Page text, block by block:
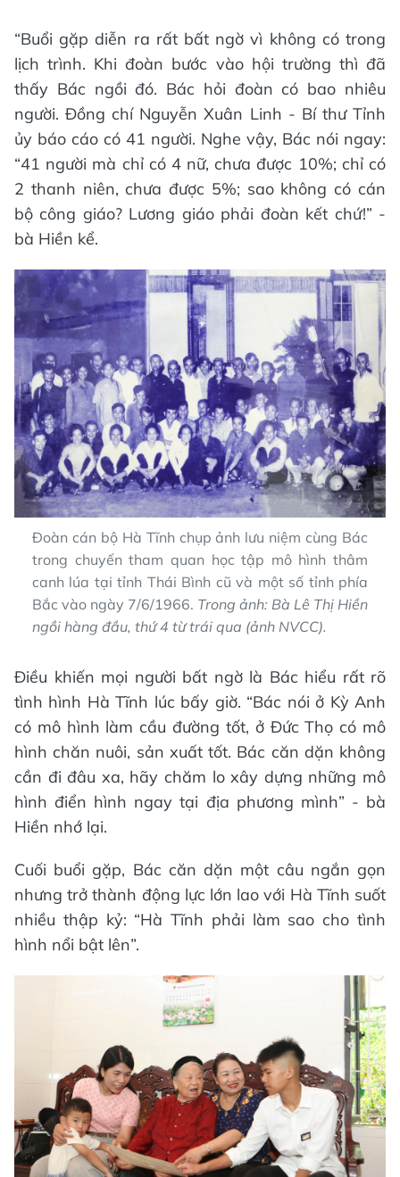
“Buổi gặp diễn ra rất bất ngờ vì không có trong
lịch trình. Khi đoàn bước vào hội trường thì đã
thấy Bác ngồi đó. Bác hỏi đoàn có bao nhiêu
người. Đồng chí Nguyễn Xuân Linh - Bí thư Tỉnh
ủy báo cáo có 41 người. Nghe vậy, Bác nói ngay:
“41 người mà chỉ có 4 nữ, chưa được 10%; chỉ có
2 thanh niên, chưa được 5%; sao không có cán
bộ công giáo? Lương giáo phải đoàn kết chứ!” -
bà Hiền kể.
Đoàn cán bộ Hà Tĩnh chụp ảnh lưu niệm cùng Bác
trong chuyến tham quan học tập mô hình thâm
canh lúa tại tỉnh Thái Bình cũ và một số tỉnh phía
Bắc vào ngày 7/6/1966. Trong ảnh: Bà Lê Thị Hiền
ngồi hàng đầu, thứ 4 từ trái qua (ảnh NVCC).
Điều khiến mọi người bất ngờ là Bác hiểu rất rõ
tình hình Hà Tĩnh lúc bấy giờ. “Bác nói ở Kỳ Anh
có mô hình làm cầu đường tốt, ở Đức Thọ có mô
hình chăn nuôi, sản xuất tốt. Bác căn dặn không
cần đi đâu xa, hãy chăm lo xây dựng những mô
hình điển hình ngay tại địa phương mình” - bà
Hiền nhớ lại.
Cuối buổi gặp, Bác căn dặn một câu ngắn gọn
nhưng trở thành động lực lớn lao với Hà Tĩnh suốt
nhiều thập kỷ: “Hà Tĩnh phải làm sao cho tình
hình nổi bật lên”.